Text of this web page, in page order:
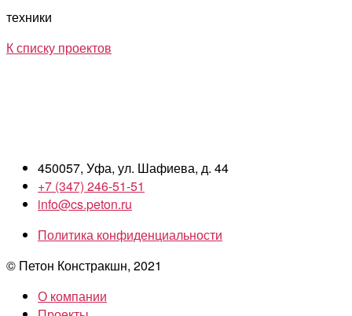
техники
К списку проектов
450057, Уфа, ул. Шафиева, д. 44
+7 (347) 246-51-51
info@cs.peton.ru
Политика конфиденциальности
© Петон Констракшн, 2021
О компании